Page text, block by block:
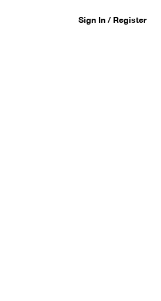
Sign In / Register